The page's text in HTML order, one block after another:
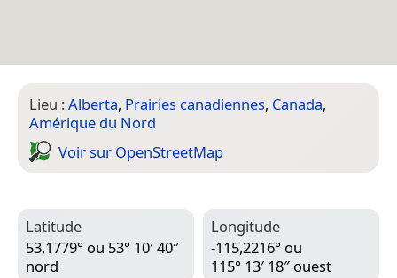
Lieu :Alberta, Prairies canadiennes, Canada,
Amérique du Nord
Voir sur Open­Street­Map
Latitude
53,1779° ou 53° 10′ 40″
nord
Longitude
-115,2216° ou
115° 13′ 18″ ouest